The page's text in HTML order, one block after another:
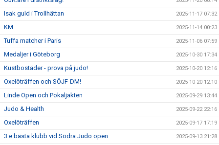
Isak guld i Trollhättan 2025-11-17 07:32
KM 2025-11-14 00:23
Tuffa matcher i Paris 2025-11-06 07:59
Medaljer i Göteborg 2025-10-30 17:34
Kustbostäder - prova på judo! 2025-10-20 12:16
Oxelöträffen och SÖJF-DM! 2025-10-20 12:10
Linde Open och Pokaljakten 2025-09-29 13:44
Judo & Health 2025-09-22 22:16
Oxelöträffen 2025-09-17 17:19
3:e bästa klubb vid Södra Judo open 2025-09-13 21:28